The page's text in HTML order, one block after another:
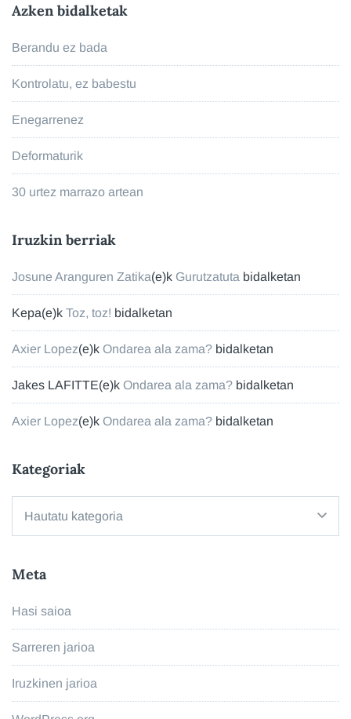
Azken bidalketak
Berandu ez bada
Kontrolatu, ez babestu
Enegarrenez
Deformaturik
30 urtez marrazo artean
Iruzkin berriak
Josune Aranguren Zatika(e)k Gurutzatuta bidalketan
Kepa(e)k Toz, toz! bidalketan
Axier Lopez(e)k Ondarea ala zama? bidalketan
Jakes LAFITTE(e)k Ondarea ala zama? bidalketan
Axier Lopez(e)k Ondarea ala zama? bidalketan
Kategoriak
Meta
Hasi saioa
Sarreren jarioa
Iruzkinen jarioa